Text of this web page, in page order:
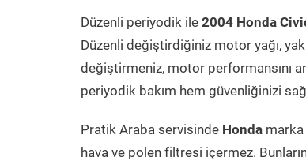
Düzenli periyodik ile 2004 Honda
Düzenli değiştirdiğiniz motor yağı,
değiştirmeniz, motor performansını
periyodik bakım hem güvenliğinizi
Pratik Araba servisinde Honda marka
hava ve polen filtresi içermez.